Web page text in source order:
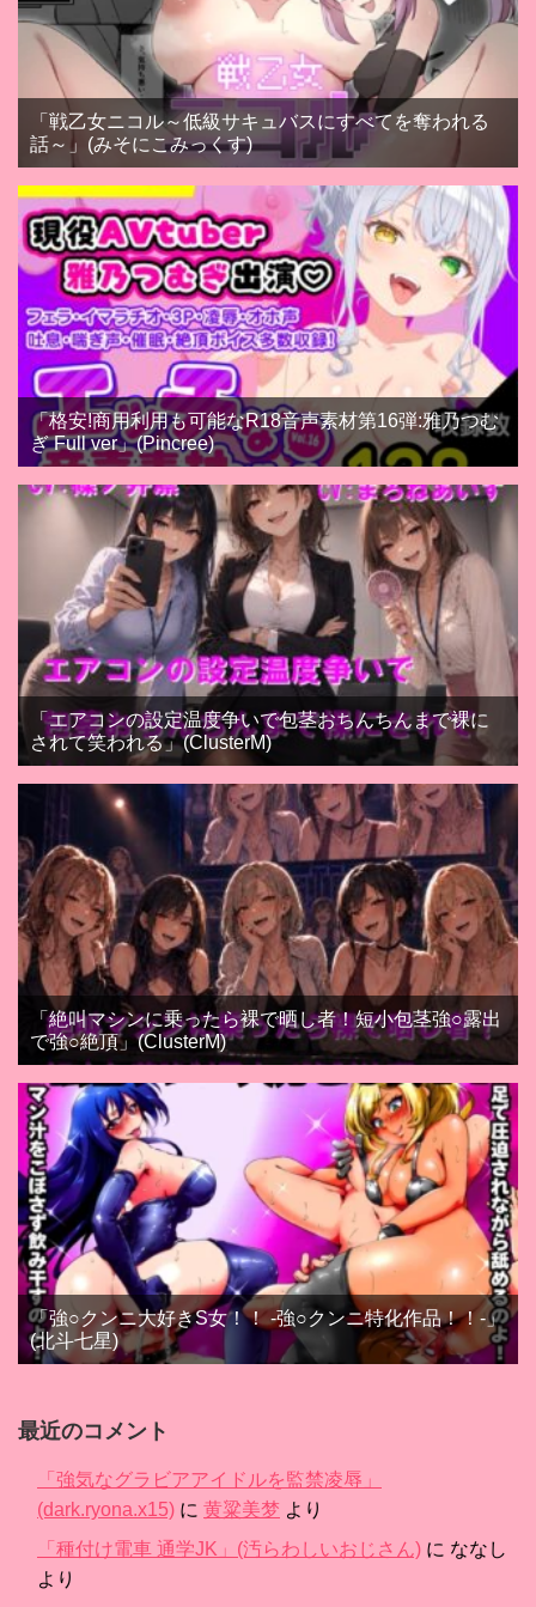
「戦乙女ニコル～低級サキュバスにすべてを奪われる
話～」(みそにこみっくす)
「格安!商用利用も可能なR18音声素材第16弾:雅乃つむ
ぎ Full ver」(Pincree)
「エアコンの設定温度争いで包茎おちんちんまで裸に
されて笑われる」(ClusterM)
「絶叫マシンに乗ったら裸で晒し者！短小包茎強○露出
で強○絶頂」(ClusterM)
「強○クンニ大好きS女！！ -強○クンニ特化作品！！-」
(北斗七星)
最近のコメント
「強気なグラビアアイドルを監禁凌辱」
(dark.ryona.x15) に 黄粱美梦 より
「種付け電車 通学JK」(汚らわしいおじさん) に ななし
より